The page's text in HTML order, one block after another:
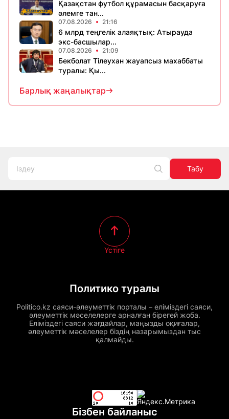
Қазақстан футбол құрамасын басқаруға
әлемге тан...
07.08.2026 21:16
6 млрд теңгелік алаяқтық: Атырауда
экс-басшылар...
07.08.2026 21:09
Бекболат Тілеухан жауапсыз махаббаты
туралы: Қы...
Барлық жаңалықтар
Табу
Политико туралы
Politico.kz саяси-әлеуметтік порталы – еліміздегі саяси,
әлеуметтік мәселелерге арналған бірегей жоба.
Еліміздегі саяси жағдайлар, маңызды оқиғалар,
әлеуметтік мәселелер біздің назарымыздан тыс
қалмайды.
Үстіге
Бізбен байланыс